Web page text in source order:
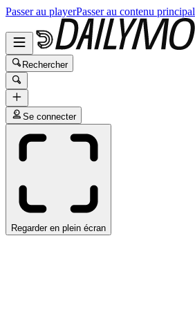
Passer au playerPasser au contenu principal
Rechercher
Se connecter
Regarder en plein écran